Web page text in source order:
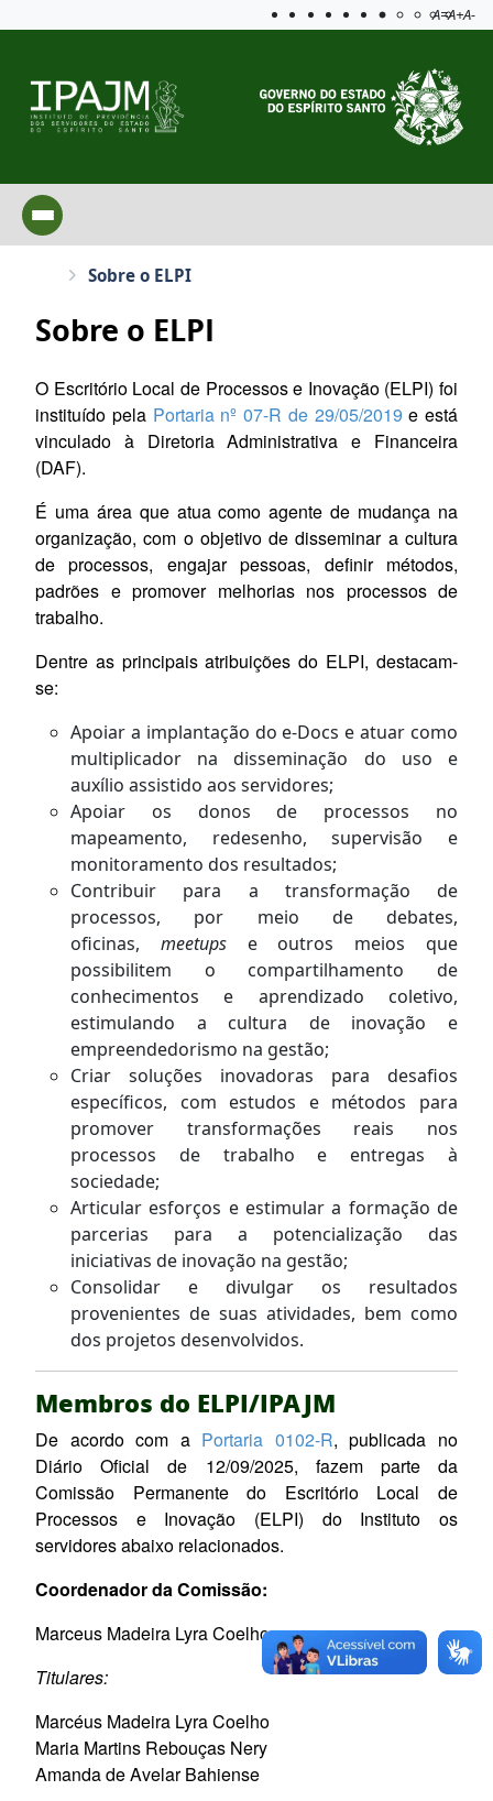
Aplicar
A=A+A-
Sobre o ELPI
Sobre o ELPI
O Escritório Local de Processos e Inovação (ELPI) foi
instituído pela Portaria nº 07-R de 29/05/2019 e está
vinculado à Diretoria Administrativa e Financeira
(DAF).
É uma área que atua como agente de mudança na
organização, com o objetivo de disseminar a cultura
de processos, engajar pessoas, definir métodos,
padrões e promover melhorias nos processos de
trabalho.
Dentre as principais atribuições do ELPI, destacam-
se:
Apoiar a implantação do e-Docs e atuar como
multiplicador na disseminação do uso e
auxílio assistido aos servidores;
Apoiar os donos de processos no
mapeamento, redesenho, supervisão e
monitoramento dos resultados;
Contribuir para a transformação de
processos, por meio de debates,
oficinas,
meetups
e outros meios que
possibilitem o compartilhamento de
conhecimentos e aprendizado coletivo,
estimulando a cultura de inovação e
empreendedorismo na gestão;
Criar soluções inovadoras para desafios
específicos, com estudos e métodos para
promover transformações reais nos
processos de trabalho e entregas à
sociedade;
Articular esforços e estimular a formação de
parcerias para a potencialização das
iniciativas de inovação na gestão;
Consolidar e divulgar os resultados
provenientes de suas atividades, bem como
dos projetos desenvolvidos.
Membros do ELPI/IPAJM
De acordo com a Portaria 0102-R, publicada no
Diário Oficial de 12/09/2025, fazem parte da
Comissão Permanente do Escritório Local de
Processos e Inovação (ELPI) do Instituto os
servidores abaixo relacionados.
Coordenador da Comissão:
Marceus Madeira Lyra Coelho
Titulares:
Marcéus Madeira Lyra Coelho
Maria Martins Rebouças Nery
Amanda de Avelar Bahiense